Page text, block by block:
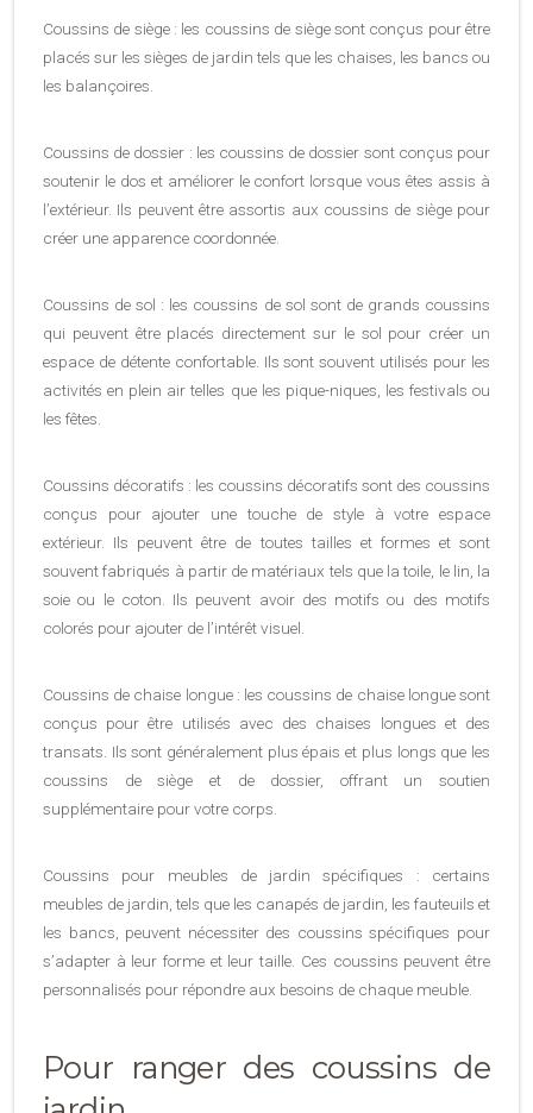
Coussins de siège : les coussins de siège sont conçus pour être
placés sur les sièges de jardin tels que les chaises, les bancs ou
les balançoires.
Coussins de dossier : les coussins de dossier sont conçus pour
soutenir le dos et améliorer le confort lorsque vous êtes assis à
l’extérieur. Ils peuvent être assortis aux coussins de siège pour
créer une apparence coordonnée.
Coussins de sol : les coussins de sol sont de grands coussins
qui peuvent être placés directement sur le sol pour créer un
espace de détente confortable. Ils sont souvent utilisés pour les
activités en plein air telles que les pique-niques, les festivals ou
les fêtes.
Coussins décoratifs : les coussins décoratifs sont des coussins
conçus pour ajouter une touche de style à votre espace
extérieur. Ils peuvent être de toutes tailles et formes et sont
souvent fabriqués à partir de matériaux tels que la toile, le lin, la
soie ou le coton. Ils peuvent avoir des motifs ou des motifs
colorés pour ajouter de l’intérêt visuel.
Coussins de chaise longue : les coussins de chaise longue sont
conçus pour être utilisés avec des chaises longues et des
transats. Ils sont généralement plus épais et plus longs que les
coussins de siège et de dossier, offrant un soutien
supplémentaire pour votre corps.
Coussins pour meubles de jardin spécifiques : certains
meubles de jardin, tels que les canapés de jardin, les fauteuils et
les bancs, peuvent nécessiter des coussins spécifiques pour
s’adapter à leur forme et leur taille. Ces coussins peuvent être
personnalisés pour répondre aux besoins de chaque meuble.
Pour ranger des coussins de